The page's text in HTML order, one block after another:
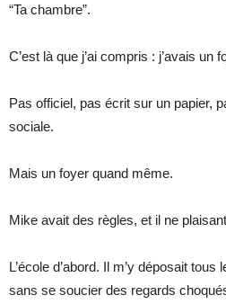
“Ta chambre”.
C’est là que j’ai compris : j’avais un
Pas officiel, pas écrit sur un papier,
sociale.
Mais un foyer quand même.
Mike avait des règles, et il ne
L’école d’abord. Il m’y déposait
sans se soucier des regards